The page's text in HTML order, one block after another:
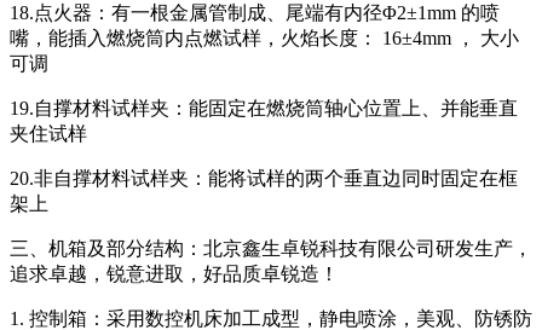
18.点火器：有一根金属管制成、尾端有内径Φ2±1mm 的喷
嘴，能插入燃烧筒内点燃试样，火焰长度： 16±4mm ， 大小
可调
19.自撑材料试样夹：能固定在燃烧筒轴心位置上、并能垂直
夹住试样
20.非自撑材料试样夹：能将试样的两个垂直边同时固定在框
架上
三、机箱及部分结构：北京鑫生卓锐科技有限公司研发生产，
追求卓越，锐意进取，好品质卓锐造！
1. 控制箱：采用数控机床加工成型，静电喷涂，美观、防锈防